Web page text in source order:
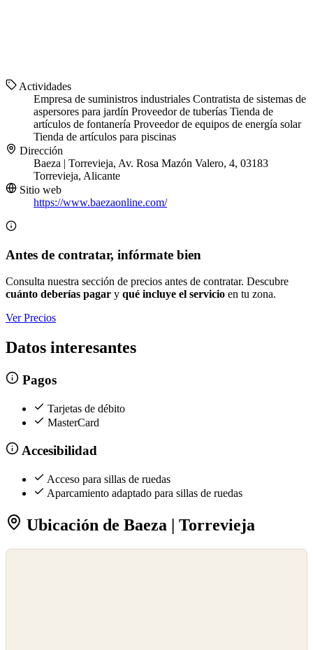
Actividades
Empresa de suministros industriales Contratista de sistemas de
aspersores para jardín Proveedor de tuberías Tienda de
artículos de fontanería Proveedor de equipos de energía solar
Tienda de artículos para piscinas
Dirección
Baeza | Torrevieja, Av. Rosa Mazón Valero, 4, 03183
Torrevieja, Alicante
Sitio web
https://www.baezaonline.com/
Antes de contratar, infórmate bien
Consulta nuestra sección de precios antes de contratar. Descubre
cuánto deberías pagar y qué incluye el servicio en tu zona.
Ver Precios
Datos interesantes
Pagos
Tarjetas de débito
MasterCard
Accesibilidad
Acceso para sillas de ruedas
Aparcamiento adaptado para sillas de ruedas
Ubicación de Baeza | Torrevieja